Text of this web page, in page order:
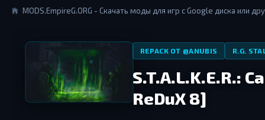
MODS.EmpireG.ORG - Скачать моды для игр с Google диска или
REPACK ОТ @ANUBIS R.G.
S.T.A.L.K.E.R.:
ReDuX 8]